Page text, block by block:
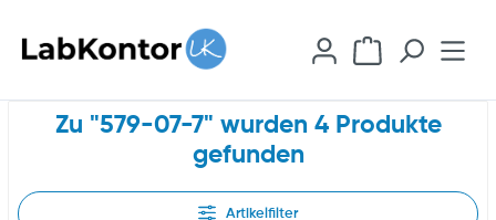
Zu "579-07-7" wurden 4 Produkte
gefunden
Artikelfilter